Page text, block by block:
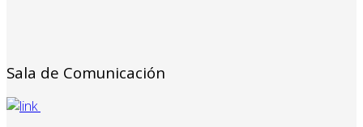
Sala de Comunicación